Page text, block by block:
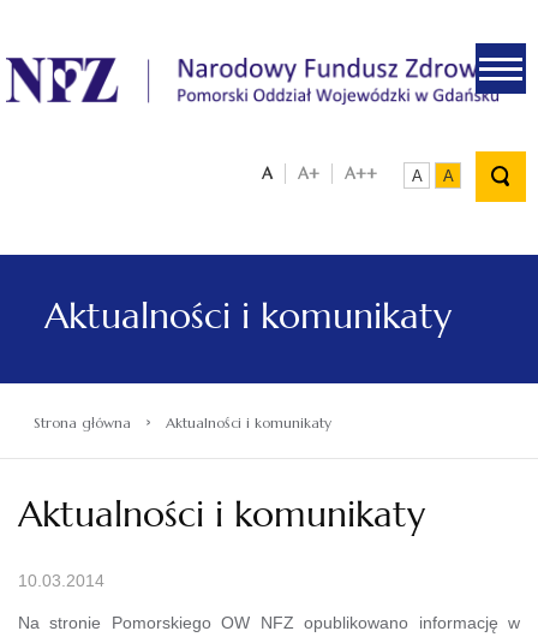
.
A A+ A++ A A
Aktualności i komunikaty
Strona główna › Aktualności i komunikaty
Aktualności i komunikaty
10.03.2014
Na stronie Pomorskiego OW NFZ opublikowano informację w